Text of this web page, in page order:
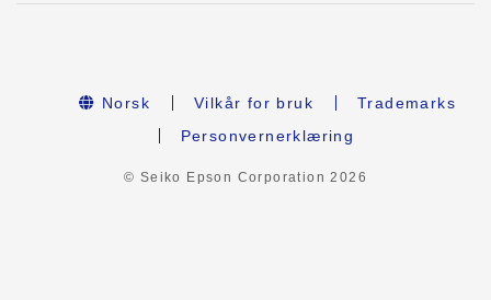
Norsk Vilkår for bruk
Trademarks
Personvernerklæring
© Seiko Epson Corporation2026